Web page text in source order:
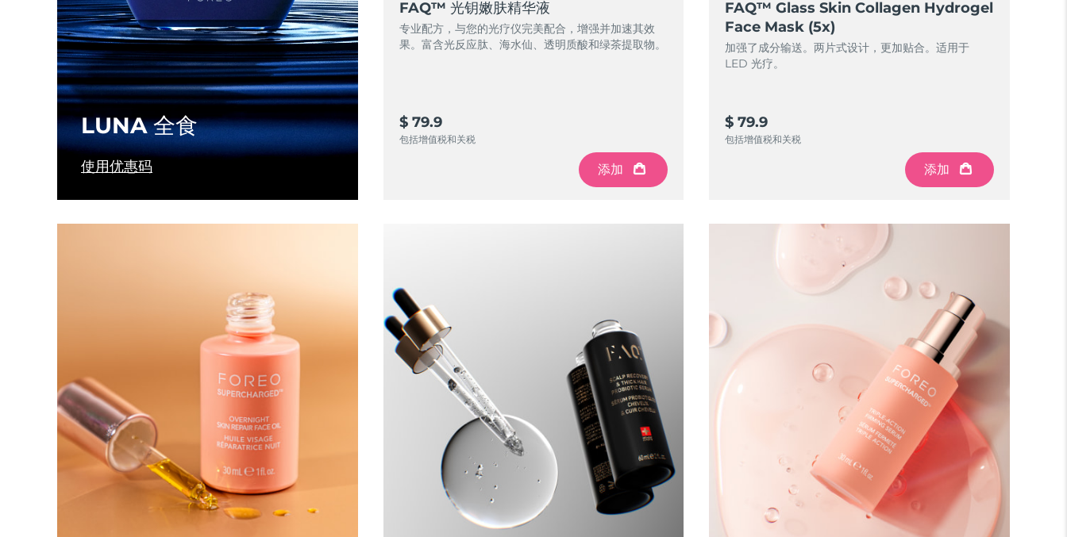
LUNA 全食
使用优惠码
FAQ™ 光钥嫩肤精华液
专业配方，与您的光疗仪完美配合，增强并加速其效
果。富含光反应肽、海水仙、透明质酸和绿茶提取物。
$ 79.9
包括增值税和关税
添加
FAQ™ Glass Skin Collagen Hydrogel
Face Mask (5x)
加强了成分输送。两片式设计，更加贴合。适用于
LED 光疗。
$ 79.9
包括增值税和关税
添加
LUNA™ 4 mini
For young skin, T-zone
LUNA™ 4 go
For travel or gym bag
LUNA™ 护肤
Premium cleansers & balm
All facial cleansing devices
面部提拉护理
Premium anti-aging skincare
BEAR™ 设备
All premium facelift devices
Near-infrared and red light therapy device
UFO™ 3 mini
Red light therapy device for young skin
UFO™ 3 go
Portable red light therapy
All deep facial hydration devices
Smart hybrid silicone sonic toothbrush
issa™ 4 smile
Hybrid silicone sonic toothbrush
issa™ 4 baby
For ages 0-3
All silicone sonic toothbrushes
抗老
FAQ™ 101
Clinical anti-aging
FAQ™ 102
Advanced clinical anti-aging
All FAQ™ skincare
FAQ™产品
All anti-aging treatments
LED治疗
FAQ™ 201
LED mask
FAQ™ 202
LED mask
Anti-aging LED hand mask
All FAQ™ skincare
FAQ™产品
All LED treatments
生发
FAQ™ 301
LED hair strengthening scalp massager
FAQ™ Scalp Serum
All hair treatments
肌肤年轻化
NEW
FAQ™ 501
Full-Spectrum Red Light Therapy
FAQ™ 502
FAQ™ Red Light Serum
All FAQ™ skincare
FAQ™ products
All toning treatments
PEACH™ 2 Pro Max
Professional IPL hair removal device
PEACH™ 2
IPL hair removal
身体护理
BEAR™ 2 body
Microcurrent body toning
LUNA™ 4 body
Massaging body brush
痘肌护理
ESPADA™ 2 plus
Recurring acne LED therapy
眼部护理
BEAR™ 2 eyes & lips
Microcurrent line smoothing device